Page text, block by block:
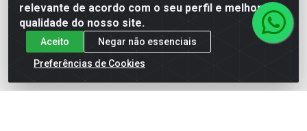
relevante de acordo com o seu perfil e melhorar a
qualidade do nosso site.
Aceito
Negar não essenciais
Preferências de Cookies
Ipiranga Distribuição LTDA - Avenida Doutor Jorge
Hannas, 101 - Ponte da Aldeia - Manhuaçu / MG - CEP
36906-440 - CNPJ 25.310.749/0001-66